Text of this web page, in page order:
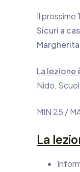
Il prossimo
Sicuri a
La lezione
Nido,
MIN 25 /
La